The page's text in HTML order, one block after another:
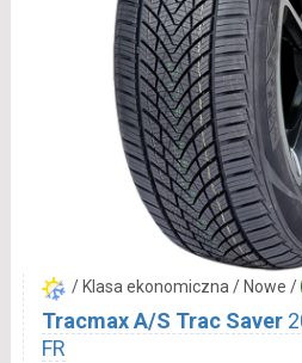
/ Klasa ekonomiczna / Nowe /
Tracmax A/S Trac Saver
FR